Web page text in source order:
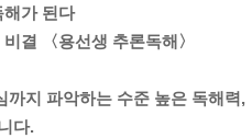
해가 된다
결 〈용선생 추론독해〉
까지 파악하는 수준 높은 독해력,
다.